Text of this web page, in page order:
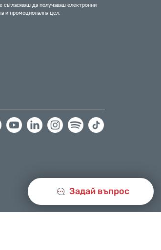
Задай въпрос
съгласяваш да получаваш електронни
и промоционална цел.